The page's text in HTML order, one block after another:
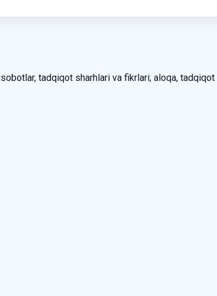
tadqiqot sharhlari va fikrlari; aloqa,